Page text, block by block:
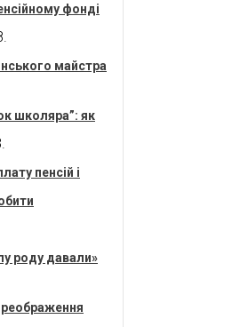
фонді
майстра
школяра”: як
пенсій і
роду давали»